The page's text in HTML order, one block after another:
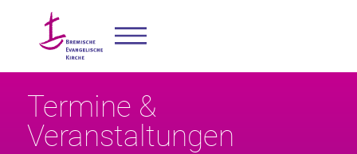
Termine &
Veranstaltungen